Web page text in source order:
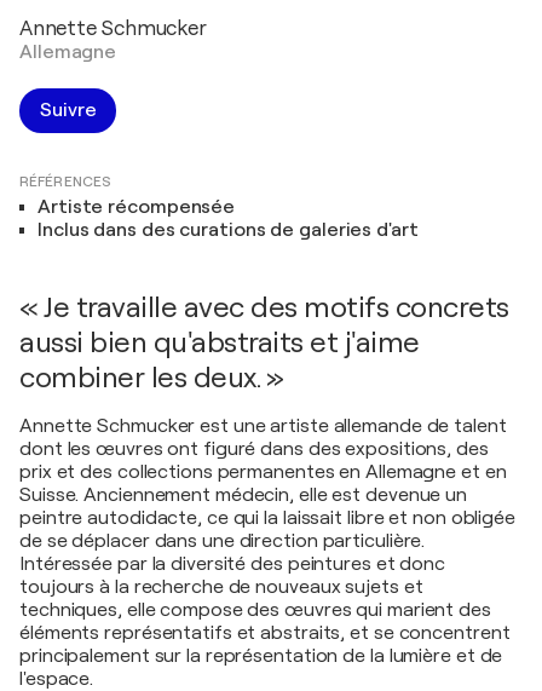
Annette Schmucker
Allemagne
Suivre
RÉFÉRENCES
Artiste récompensée
Inclus dans des curations de galeries d'art
« Je travaille avec des motifs concrets
aussi bien qu'abstraits et j'aime
combiner les deux. »
Annette Schmucker est une artiste allemande de talent
dont les œuvres ont figuré dans des expositions, des
prix et des collections permanentes en Allemagne et en
Suisse. Anciennement médecin, elle est devenue un
peintre autodidacte, ce qui la laissait libre et non obligée
de se déplacer dans une direction particulière.
Intéressée par la diversité des peintures et donc
toujours à la recherche de nouveaux sujets et
techniques, elle compose des œuvres qui marient des
éléments représentatifs et abstraits, et se concentrent
principalement sur la représentation de la lumière et de
l'espace.